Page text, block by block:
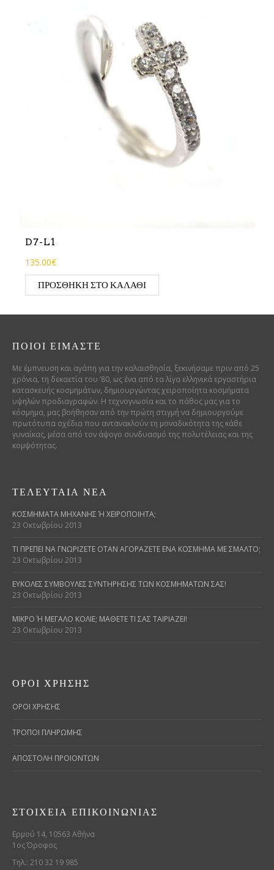
D7-L1
135.00€
ΠΡΟΣΘΉΚΗ ΣΤΟ ΚΑΛΆΘΙ
ΠΟΙΟΊ ΕΊΜΑΣΤΕ
Με έμπνευση και αγάπη για την καλαισθησία, ξεκινήσαμε πριν από 25
χρόνια, τη δεκαετία του ’80, ως ένα από τα λίγα ελληνικά εργαστήρια
κατασκευής κοσμημάτων, δημιουργώντας χειροποίητα κοσμήματα
υψηλών προδιαγραφών. Η τεχνογνωσία και το πάθος μας για το
κόσμημα, μας βοήθησαν από την πρώτη στιγμή να δημιουργούμε
πρωτότυπα σχέδια που αντανακλούν τη μοναδικότητα της κάθε
γυναίκας, μέσα από τον άψογο συνδυασμό της πολυτέλειας και της
κομψότητας.
ΤΕΛΕΥΤΑΊΑ ΝΈΑ
ΚΟΣΜΉΜΑΤΑ ΜΗΧΑΝΉΣ Ή ΧΕΙΡΟΠΟΊΗΤΑ;
23 Οκτωβρίου 2013
ΤΙ ΠΡΈΠΕΙ ΝΑ ΓΝΩΡΊΖΕΤΕ ΌΤΑΝ ΑΓΟΡΆΖΕΤΕ ΈΝΑ ΚΌΣΜΗΜΑ ΜΕ ΣΜΆΛΤΟ;
23 Οκτωβρίου 2013
ΕΎΚΟΛΕΣ ΣΥΜΒΟΥΛΈΣ ΣΥΝΤΉΡΗΣΗΣ ΤΩΝ ΚΟΣΜΗΜΆΤΩΝ ΣΑΣ!
23 Οκτωβρίου 2013
ΜΙΚΡΌ Ή ΜΕΓΆΛΟ ΚΟΛΙΈ; ΜΆΘΕΤΕ ΤΙ ΣΑΣ ΤΑΙΡΙΆΖΕΙ!
23 Οκτωβρίου 2013
ΌΡΟΙ ΧΡΉΣΗΣ
ΟΡΟΙ ΧΡΗΣΗΣ
ΤΡΟΠΟΙ ΠΛΗΡΩΜΗΣ
ΑΠΟΣΤΟΛΗ ΠΡΟΙΟΝΤΩΝ
ΣΤΟΙΧΕΊΑ ΕΠΙΚΟΙΝΩΝΊΑΣ
Ερμού 14, 10563 Αθήνα
1ος Όροφος
Τηλ.: 210 32 19 985